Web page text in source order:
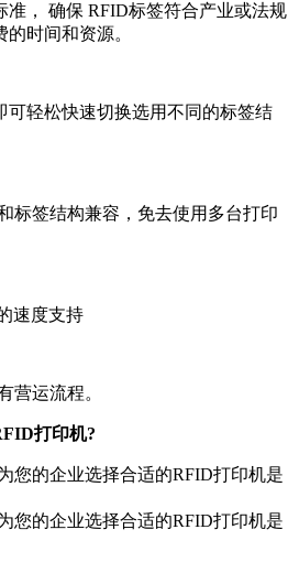
准， 确保 RFID标签符合产业或法规
时间和资源。
可轻松快速切换选用不同的标签结
标签结构兼容，免去使用多台打印
速度支持
营运流程。
打印机?